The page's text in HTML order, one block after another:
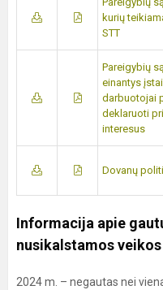
kurių
STT
Pareigybių
einantys
darbuotojai
deklaruoti
interesus
Dovanų
Informacija apie
nusikalstamos
2024 m. – negautas nei